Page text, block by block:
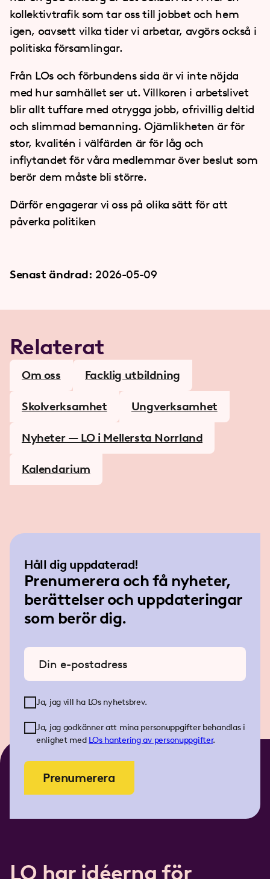
kollektivtrafik som tar oss till jobbet och hem
igen, oavsett vilka tider vi arbetar, avgörs också i
politiska församlingar.
Från LOs och förbundens sida är vi inte nöjda
med hur samhället ser ut. Villkoren i arbetslivet
blir allt tuffare med otrygga jobb, ofrivillig deltid
och slimmad bemanning. Ojämlikheten är för
stor, kvalitén i välfärden är för låg och
inflytandet för våra medlemmar över beslut som
berör dem måste bli större.
Därför engagerar vi oss på olika sätt för att
påverka politiken
Senast ändrad: 2026-05-09
Relaterat
Om oss Facklig utbildning
Skolverksamhet Ungverksamhet
Nyheter — LO i Mellersta Norrland
Kalendarium
Håll dig uppdaterad!
Prenumerera och få nyheter,
berättelser och uppdateringar
som berör dig.
Ange din e-postadress
Ja, jag vill ha LOs nyhetsbrev.
Ja, jag godkänner att mina personuppgifter behandlas i
enlighet med LOs hantering av personuppgifter.
Prenumerera
LO har idéerna för